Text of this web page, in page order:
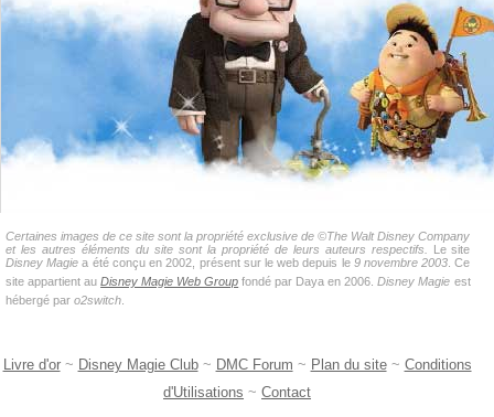
Certaines images de ce site sont la propriété exclusive de ©The Walt Disney Company
et les autres éléments du site sont la propriété de leurs auteurs respectifs.
Le site
Disney Magie a été conçu en 2002, présent sur le web depuis le 9 novembre 2003 . Ce
site appartient auDisney Magie Web Group fondé par Daya en 2006.Disney Magie est
hébergé par o2switch
Livre d'or~ Disney Magie Club~ DMC Forum ~ Plan du site~ Conditions
d'Utilisations ~Contact